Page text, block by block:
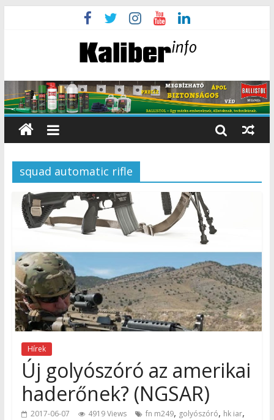
squad automatic rifle
Hírek
Új golyószóró az amerikai
haderőnek? (NGSAR)
2017-06-07 4919 Views fn m249, golyószóró, hk iar,